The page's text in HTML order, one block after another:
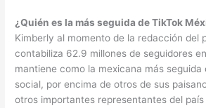
¿Quién es la más seguida de TikTok
Kimberly al momento de la redacción del
contabiliza 62.9 millones de seguidores
mantiene como la mexicana más
social, por encima de otros de sus
otros importantes representantes del